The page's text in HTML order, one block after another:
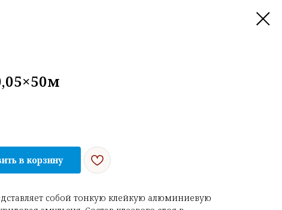
в корзину
собой тонкую клейкую алюминиевую